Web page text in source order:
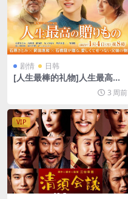
剧情 日韩
[人生最棒的礼物]人生最高の
贈りもの (2021)[百度网盘+夸
克网盘1080P超清未删减资源]
[网盘在线播放/下载][MP4/3.
3GB][中文字幕]
3 周前
VIP